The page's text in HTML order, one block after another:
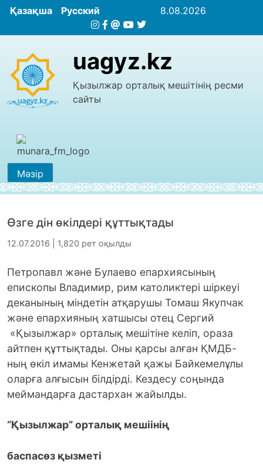
Қазақша Русский 8.08.2026
uagyz.kz
Қызылжар орталық мешітінің ресми
сайты
Мәзір
Өзге дін өкілдері құттықтады
12.07.2016 | 1,820 рет оқылды
Петропавл және Булаево епархиясының
епископы Владимир, рим католиктері шіркеуі
деканының міндетін атқарушы Томаш Якупчак
және епархияның хатшысы отец Сергий
«Қызылжар» орталық мешітіне келіп, ораза
айтпен құттықтады. Оны қарсы алған ҚМДБ-
ның өкіл имамы Кенжетай қажы Байкемелұлы
оларға алғысын білдірді. Кездесу соңында
меймандарға дастархан жайылды.
“Қызылжар” орталық мешіінің
баспасөз қызметі